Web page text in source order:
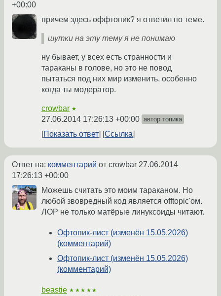
+00:00
причем здесь оффтопик? я ответил по теме.
шутки на эту тему я не понимаю
ну бывает, у всех есть странности и
тараканы в голове, но это не повод
пытаться под них мир изменить, особенно
когда ты модератор.
crowbar ★
27.06.2014 17:26:13 +00:00 автор топика
Показать ответ Ссылка
Ответ на: комментарий от crowbar 27.06.2014
17:26:13 +00:00
Можешь считать это моим тараканом. Но
любой звовредный код является offtopic'ом.
ЛОР не только матёрые линуксоиды читают.
Офтопик-лист (изменён 15.05.2026)
(комментарий)
Офтопик-лист (изменён 15.05.2026)
(комментарий)
beastie ★★★★★